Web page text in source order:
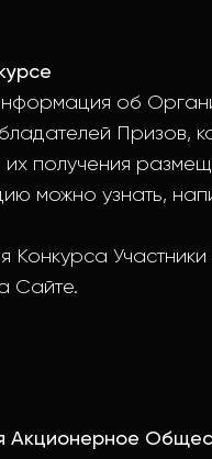
об
Призов,
получения
можно узнать,
Конкурса
Сайте.
Акционерное